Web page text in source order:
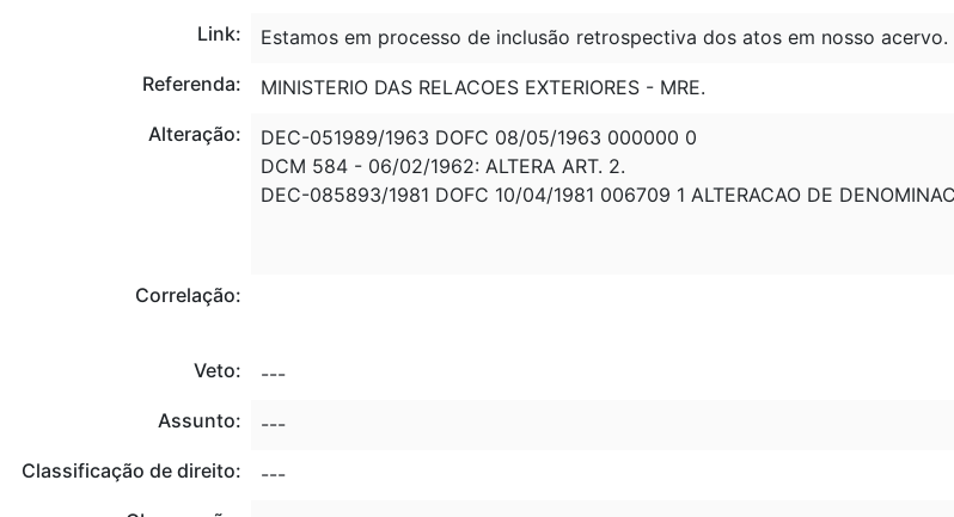
Link:
Estamos em processo de inclusão retrospectiva dos atos em nosso
Referenda:
MINISTERIO DAS RELACOES EXTERIORES - MRE.
Alteração:
DEC-051989/1963 DOFC 08/05/1963 000000 0
DCM 584 - 06/02/1962: ALTERA ART. 2.
DEC-085893/1981 DOFC 10/04/1981 006709 1 ALTERACAO DE
Correlação:
Veto:
---
Assunto:
---
Classificação de direito:
---